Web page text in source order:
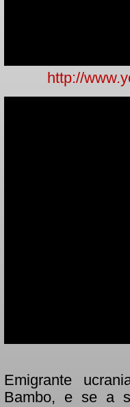
http://
Emigrante
Bambo, e se a